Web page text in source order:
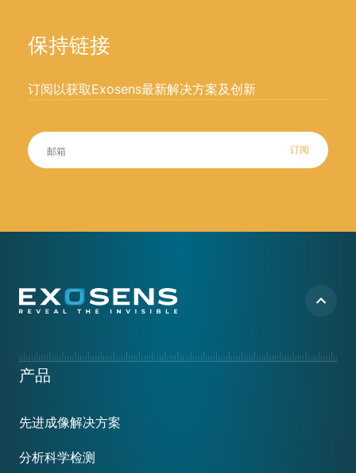
保持链接
订阅以获取Exosens最新解决方案及创新
订阅
Footer
产品
先进成像解决方案
分析科学检测